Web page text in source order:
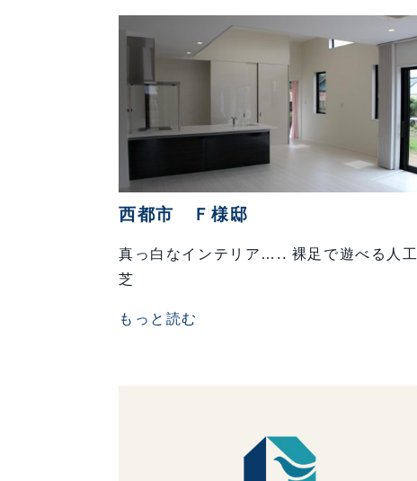
西都市 Ｆ様邸
真っ白なインテリア….. 裸足で遊べる人工
芝
もっと読む